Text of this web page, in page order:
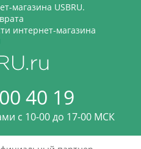
магазина USBRU.
интернет-магазина
40 19
c 10-00 до 17-00 МСК